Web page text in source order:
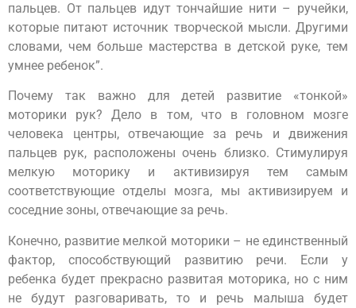
пальцев. От пальцев идут тончайшие нити – ручейки,
которые питают источник творческой мысли. Другими
словами, чем больше мастерства в детской руке, тем
умнее ребенок”.
Почему так важно для детей развитие «тонкой»
моторики рук? Дело в том, что в головном мозге
человека центры, отвечающие за речь и движения
пальцев рук, расположены очень близко. Стимулируя
мелкую моторику и активизируя тем самым
соответствующие отделы мозга, мы активизируем и
соседние зоны, отвечающие за речь.
Конечно, развитие мелкой моторики – не единственный
фактор, способствующий развитию речи. Если у
ребенка будет прекрасно развитая моторика, но с ним
не будут разговаривать, то и речь малыша будет